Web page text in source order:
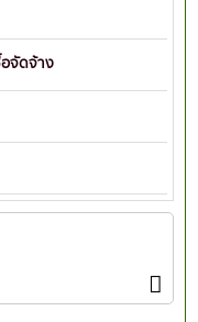
อจัดจ้าง